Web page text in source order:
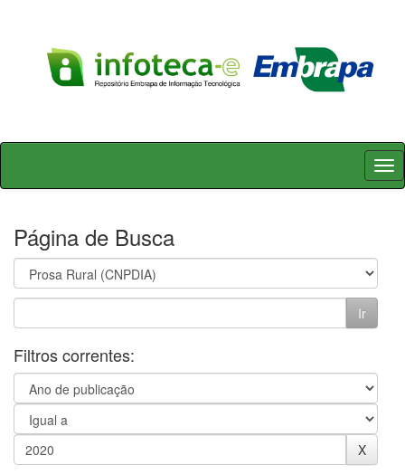
Skip
Página de Busca
Filtros correntes: